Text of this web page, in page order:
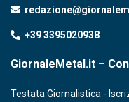
+39 3395020938
GiornaleMetal.it –
Testata Giornalistica -